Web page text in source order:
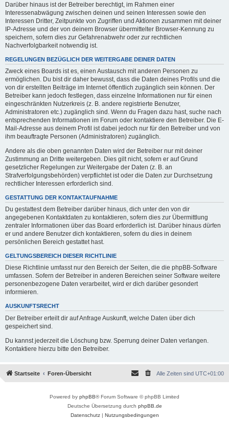
Darüber hinaus ist der Betreiber berechtigt, im Rahmen einer
Interessenabwägung zwischen deinen und seinen Interessen sowie den
Interessen Dritter, Zeitpunkte von Zugriffen und Aktionen zusammen mit deiner
IP-Adresse und der von deinem Browser übermittelter Browser-Kennung zu
speichern, sofern dies zur Gefahrenabwehr oder zur rechtlichen
Nachverfolgbarkeit notwendig ist.
REGELUNGEN BEZÜGLICH DER WEITERGABE DEINER DATEN
Zweck eines Boards ist es, einen Austausch mit anderen Personen zu
ermöglichen. Du bist dir daher bewusst, dass die Daten deines Profils und die
von dir erstellten Beiträge im Internet öffentlich zugänglich sein können. Der
Betreiber kann jedoch festlegen, dass einzelne Informationen nur für einen
eingeschränkten Nutzerkreis (z. B. andere registrierte Benutzer,
Administratoren etc.) zugänglich sind. Wenn du Fragen dazu hast, suche nach
entsprechenden Informationen im Forum oder kontaktiere den Betreiber. Die E-
Mail-Adresse aus deinem Profil ist dabei jedoch nur für den Betreiber und von
ihm beauftragte Personen (Administratoren) zugänglich.
Andere als die oben genannten Daten wird der Betreiber nur mit deiner
Zustimmung an Dritte weitergeben. Dies gilt nicht, sofern er auf Grund
gesetzlicher Regelungen zur Weitergabe der Daten (z. B. an
Strafverfolgungsbehörden) verpflichtet ist oder die Daten zur Durchsetzung
rechtlicher Interessen erforderlich sind.
GESTATTUNG DER KONTAKTAUFNAHME
Du gestattest dem Betreiber darüber hinaus, dich unter den von dir
angegebenen Kontaktdaten zu kontaktieren, sofern dies zur Übermittlung
zentraler Informationen über das Board erforderlich ist. Darüber hinaus dürfen
er und andere Benutzer dich kontaktieren, sofern du dies in deinem
persönlichen Bereich gestattet hast.
GELTUNGSBEREICH DIESER RICHTLINIE
Diese Richtlinie umfasst nur den Bereich der Seiten, die die phpBB-Software
umfassen. Sofern der Betreiber in anderen Bereichen seiner Software weitere
personenbezogene Daten verarbeitet, wird er dich darüber gesondert
informieren.
AUSKUNFTSRECHT
Der Betreiber erteilt dir auf Anfrage Auskunft, welche Daten über dich
gespeichert sind.
Du kannst jederzeit die Löschung bzw. Sperrung deiner Daten verlangen.
Kontaktiere hierzu bitte den Betreiber.
Startseite Foren-Übersicht Alle Zeiten sind UTC+01:00
Powered by phpBB® Forum Software © phpBB Limited
Deutsche Übersetzung durch phpBB.de
Datenschutz| Nutzungsbedingungen